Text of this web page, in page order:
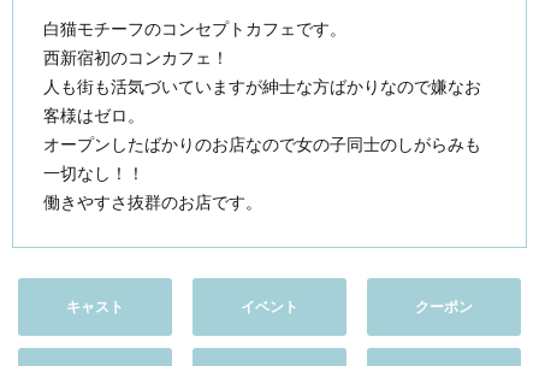
白猫モチーフのコンセプトカフェです。
西新宿初のコンカフェ！
人も街も活気づいていますが紳士な方ばかりなので嫌なお
客様はゼロ。
オープンしたばかりのお店なので女の子同士のしがらみも
一切なし！！
働きやすさ抜群のお店です。
キャスト イベント クーポン